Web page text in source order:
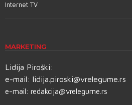
Internet TV
MARKETING
Lidija Piroški:
e-mail: lidija.piroski@vrelegume.rs
e-mail: redakcija@vrelegume.rs